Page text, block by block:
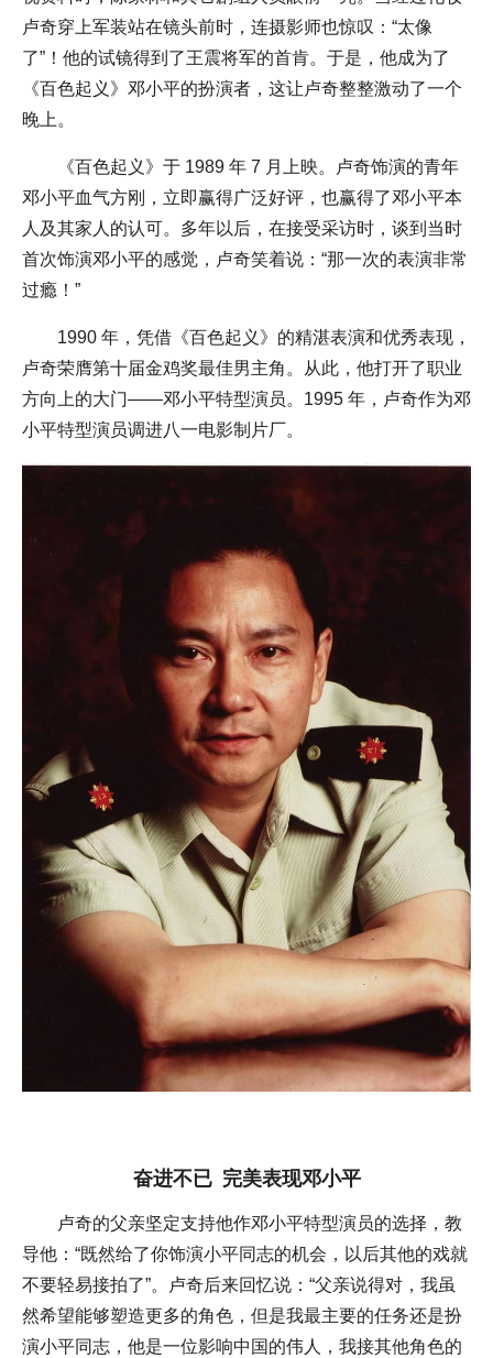
卢奇穿上军装站在镜头前时，连摄影师也惊叹：“太像
了”！他的试镜得到了王震将军的首肯。于是，他成为了
《百色起义》邓小平的扮演者，这让卢奇整整激动了一个
晚上。
《百色起义》于 1989 年 7 月上映。卢奇饰演的青年
邓小平血气方刚，立即赢得广泛好评，也赢得了邓小平本
人及其家人的认可。多年以后，在接受采访时，谈到当时
首次饰演邓小平的感觉，卢奇笑着说：“那一次的表演非常
过瘾！”
1990 年，凭借《百色起义》的精湛表演和优秀表现，
卢奇荣膺第十届金鸡奖最佳男主角。从此，他打开了职业
方向上的大门——邓小平特型演员。1995 年，卢奇作为邓
小平特型演员调进八一电影制片厂。
奋进不已 完美表现邓小平
卢奇的父亲坚定支持他作邓小平特型演员的选择，教
导他：“既然给了你饰演小平同志的机会，以后其他的戏就
不要轻易接拍了”。卢奇后来回忆说：“父亲说得对，我虽
然希望能够塑造更多的角色，但是我最主要的任务还是扮
演小平同志，他是一位影响中国的伟人，我接其他角色的